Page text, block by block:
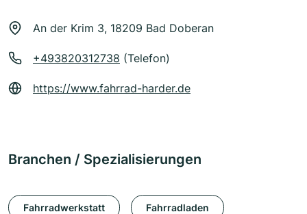
An der Krim 3, 18209 Bad Doberan
+493820312738 (Telefon)
https://www.fahrrad-harder.de
Branchen / Spezialisierungen
Fahrradwerkstatt Fahrradladen